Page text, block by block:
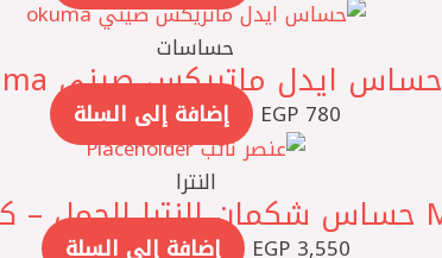
حساسات
حساس ايدل ماتريكس صيني okuma
EGP 780
إضافة إلى السلة
النترا
EGP3,550 إضافة إلى السلة